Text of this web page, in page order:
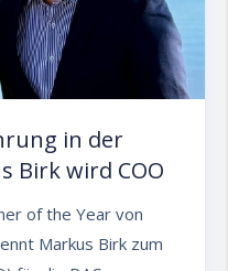
in der
Birk wird COO
of the Year von
Markus Birk zum